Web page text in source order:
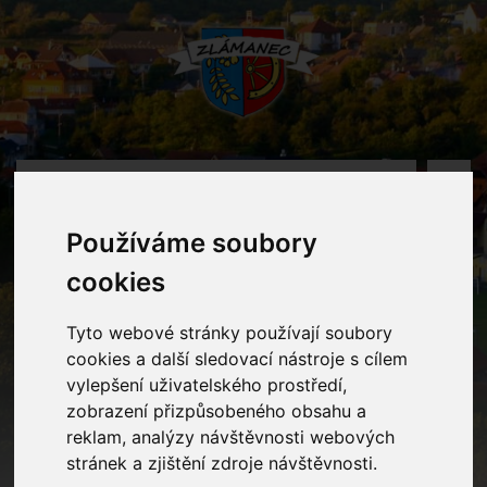
Používáme soubory
cookies
Tyto webové stránky používají soubory
cookies a další sledovací nástroje s cílem
vylepšení uživatelského prostředí,
zobrazení přizpůsobeného obsahu a
reklam, analýzy návštěvnosti webových
stránek a zjištění zdroje návštěvnosti.
Oznámení
Home Oznámení Divadelní představení v Klubu kultury U.H.
Divadelní představení v Klubu
kultury U.H.